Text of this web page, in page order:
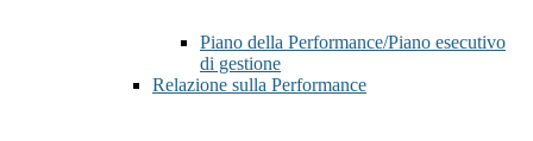
Piano della Performance/Piano esecutivo
di gestione
Relazione sulla Performance